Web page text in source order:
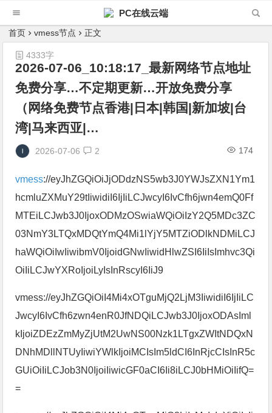
PC在线云端
首页 vmess节点 正文
2026-07-06_10:18:17_最新网络节点地址
免费分享…不定期更新…开放免费分享
（网络免费节点香港|日本|韩国|新加坡|台
湾|马来西亚|…
2026-07-06 2 174
4333字
vmess://eyJhZGQiOiJjODdzNS5wb3J0YWJsZXN1Ym1
hcmluZXMuY29tIiwidiI6IjIiLCJwcyI6IvCfh6jwn4emQ0Ff
MTEiLCJwb3J0IjoxODMzOSwiaWQiOiIzY2Q5MDc3ZC
03NmY3LTQxMDQtYmQ4Mi1lYjY5MTZiODlkNDMiLCJ
haWQiOiIwIiwibmV0IjoidGNwIiwidHlwZSI6IiIsImhvc3Qi
OiIiLCJwYXRoIjoiLyIsInRscyI6IiJ9
vmess://eyJhZGQiOiI4Mi4xOTguMjQ2LjM3IiwidiI6IjIiLC
JwcyI6IvCfh6zwn4enR0JfNDQiLCJwb3J0IjoxODAsIml
kIjoiZDEzZmMyZjUtM2UwNS00Nzk1LTgxZWItNDQxN
DNhMDllNTUyIiwiYWlkIjoiMCIsIm5ldCI6InRjcCIsInR5c
GUiOiIiLCJob3N0IjoiIiwicGF0aCI6Ii8iLCJ0bHMiOiIifQ=
=